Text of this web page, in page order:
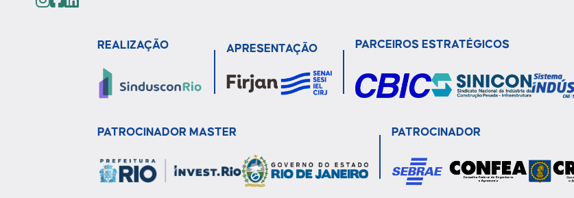
REALIZAÇÃO APRESENTAÇÃO PARCEIROS ESTRATÉGICOS
PATROCINADOR MASTER PATROCINADOR